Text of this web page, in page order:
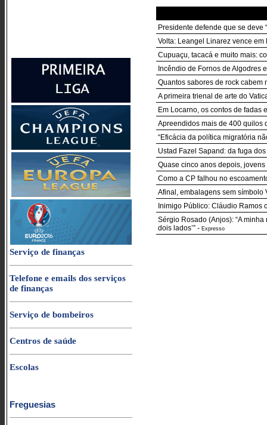
Serviço de finanças
Telefone e emails dos serviços
de finanças
Serviço de bombeiros
Centros de saúde
Escolas
Freguesias
Presidente defende que se deve
Volta: Leangel Linarez vence
Cupuaçu, tacacá e muito mais:
Incêndio de Fornos de Algodres
Quantos sabores de rock cabem
A primeira trienal de arte do
Em Locarno, os contos de fadas
Apreendidos mais de 400 quilos
“Eficácia da política migratória
Ustad Fazel Sapand: da fuga
Quase cinco anos depois,
Como a CP falhou no
Afinal, embalagens sem símbolo
Inimigo Público: Cláudio Ramos
Sérgio Rosado (Anjos): “A
dois lados’” - Expresso